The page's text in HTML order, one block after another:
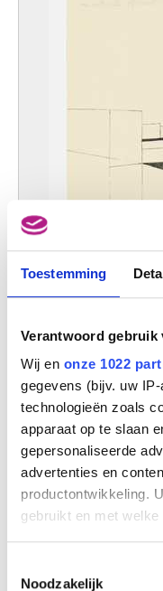
Toestemming
Verantwoord gebruik
Wij en onze 1022
gegevens (bijv. uw
technologieën zoals
apparaat op te slaan
gepersonaliseerde
advertenties en
productontwikkeling.
gebruikt en met welke
Informatie
Noodzakelijk
Calle Sardana I
Gaston Bertrand